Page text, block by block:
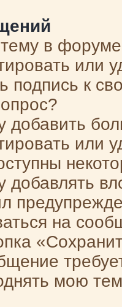
тему в
или
подпись к
добавить
или
добавлять
на
мою